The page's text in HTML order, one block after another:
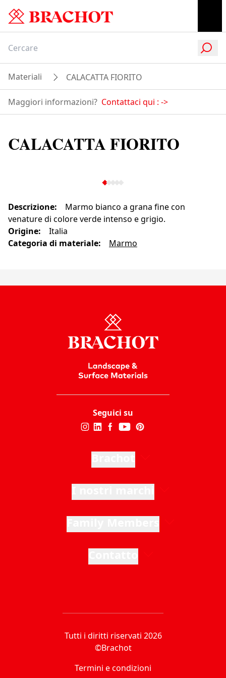
Materiali CALACATTA FIORITO
Maggiori informazioni? Contattaci qui : ->
CALACATTA FIORITO
Descrizione:
Marmo bianco a grana fine con
venature di colore verde intenso e grigio.
Origine:
Italia
Categoria di materiale: Marmo
Seguici su
Tutti i diritti riservati 2026
©Brachot
Termini e condizioni